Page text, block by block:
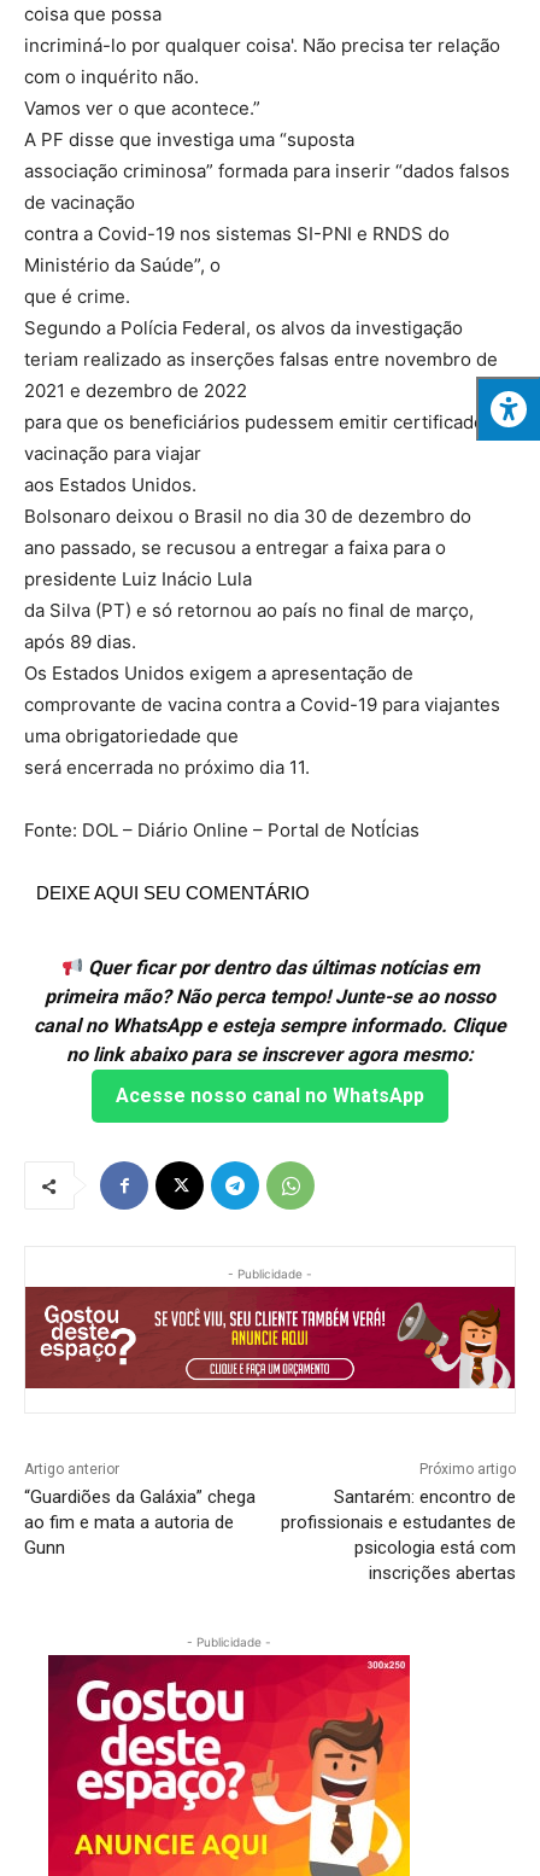
coisa que possa
incriminá-lo por qualquer coisa'. Não precisa ter relação
com o inquérito não.
Vamos ver o que acontece.”
A PF disse que investiga uma “suposta
associação criminosa” formada para inserir “dados falsos
de vacinação
contra a Covid-19 nos sistemas SI-PNI e RNDS do
Ministério da Saúde”, o
que é crime.
Segundo a Polícia Federal, os alvos da investigação
teriam realizado as inserções falsas entre novembro de
2021 e dezembro de 2022
para que os beneficiários pudessem emitir certificado de
vacinação para viajar
aos Estados Unidos.
Bolsonaro deixou o Brasil no dia 30 de dezembro do
ano passado, se recusou a entregar a faixa para o
presidente Luiz Inácio Lula
da Silva (PT) e só retornou ao país no final de março,
após 89 dias.
Os Estados Unidos exigem a apresentação de
comprovante de vacina contra a Covid-19 para viajantes
uma obrigatoriedade que
será encerrada no próximo dia 11.
Fonte: DOL – Diário Online – Portal de NotÍcias
DEIXE AQUI SEU COMENTÁRIO
Quer ficar por dentro das últimas notícias em
primeira mão? Não perca tempo! Junte-se ao nosso
canal no WhatsApp e esteja sempre informado. Clique
no link abaixo para se inscrever agora mesmo:
Acesse nosso canal no WhatsApp
- Publicidade -
Artigo anterior
“Guardiões da Galáxia” chega
ao fim e mata a autoria de
Gunn
Próximo artigo
Santarém: encontro de
profissionais e estudantes de
psicologia está com
inscrições abertas
- Publicidade -